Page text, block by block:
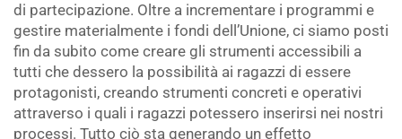
di partecipazione. Oltre a incrementare i programmi e
gestire materialmente i fondi dell’Unione, ci siamo posti
fin da subito come creare gli strumenti accessibili a
tutti che dessero la possibilità ai ragazzi di essere
protagonisti, creando strumenti concreti e operativi
attraverso i quali i ragazzi potessero inserirsi nei nostri
processi. Tutto ciò sta generando un effetto